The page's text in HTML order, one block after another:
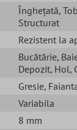
Înghețată,
Structurat
Rezistent la
Bucătărie,
Depozit, Hol,
Gresie,
Variabila
8 mm